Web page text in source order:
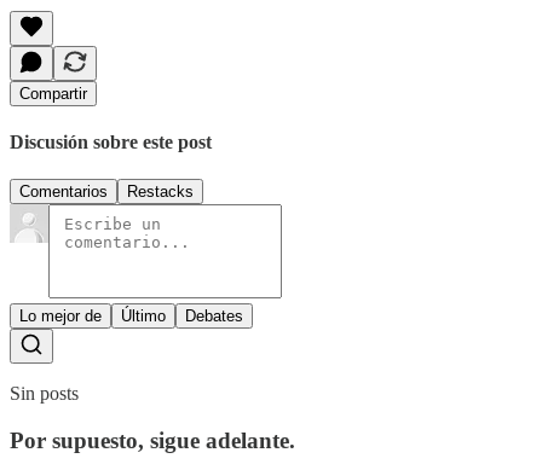
Compartir
Discusión sobre este post
Comentarios Restacks
Lo mejor de Último Debates
Sin posts
Por supuesto, sigue adelante.